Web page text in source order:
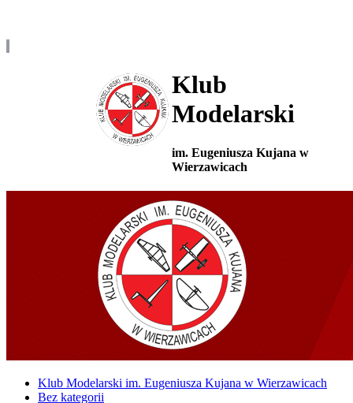
Klub
Modelarski
im. Eugeniusza Kujana w
Wierzawicach
Klub Modelarski im. Eugeniusza Kujana w Wierzawicach
Bez kategorii